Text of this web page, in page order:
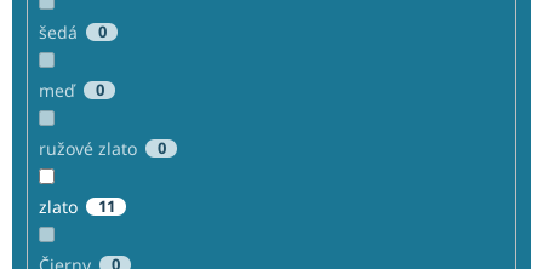
šedá 0
meď 0
ružové zlato 0
zlato 11